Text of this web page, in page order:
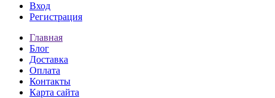
Вход
Регистрация
Главная
Блог
Доставка
Оплата
Контакты
Карта сайта